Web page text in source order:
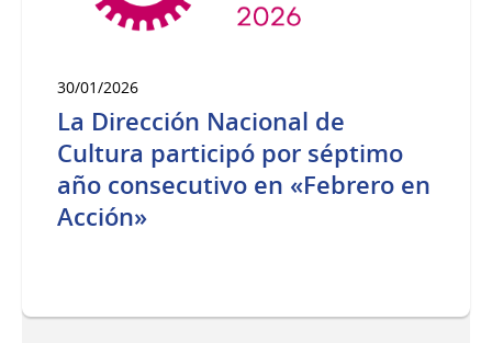
30/01/2026
La Dirección Nacional de
Cultura participó por séptimo
año consecutivo en «Febrero en
Acción»